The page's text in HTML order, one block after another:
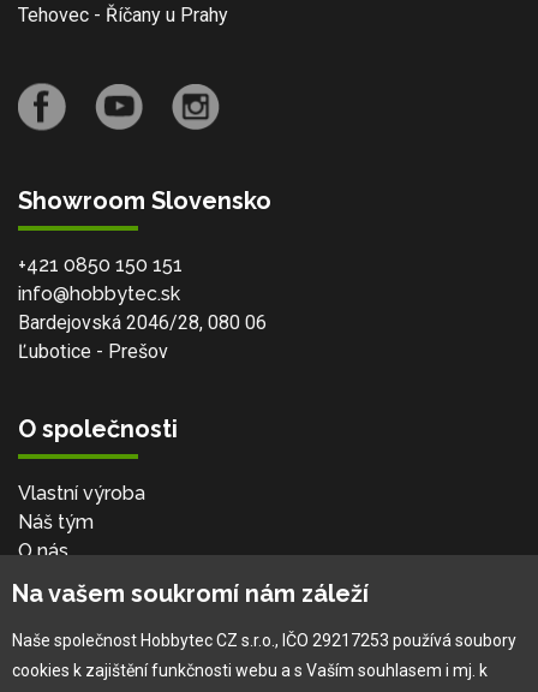
Tehovec - Říčany u Prahy
Showroom Slovensko
+421 0850 150 151
info@hobbytec.sk
Bardejovská 2046/28, 080 06
Ľubotice - Prešov
O společnosti
Vlastní výroba
Náš tým
O nás
Pro zákazníka
Na vašem soukromí nám záleží
Naše společnost Hobbytec CZ s.r.o., IČO 29217253 používá soubory
cookies k zajištění funkčnosti webu a s Vaším souhlasem i mj. k